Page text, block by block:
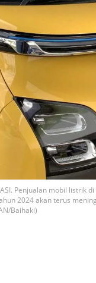
Penjualan mobil listrik
2024 akan terus
Baihaki)